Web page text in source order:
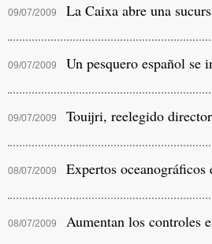
09/07/2009 La Caixa abre una
09/07/2009 Un pesquero español se
09/07/2009 Touijri, reelegido
08/07/2009 Expertos
08/07/2009 Aumentan los controles